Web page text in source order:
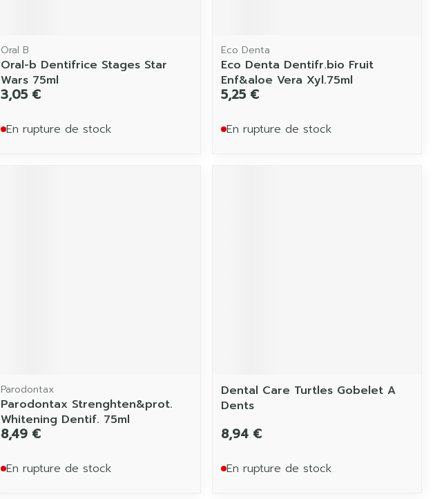
Oral B
Oral-b Dentifrice Stages Star
Wars 75ml
3,05 €
En rupture de stock
Eco Denta
Eco Denta Dentifr.bio Fruit
Enf&aloe Vera Xyl.75ml
5,25 €
En rupture de stock
Parodontax
Parodontax Strenghten&prot.
Whitening Dentif. 75ml
8,49 €
En rupture de stock
Dental Care Turtles Gobelet A
Dents
8,94 €
En rupture de stock